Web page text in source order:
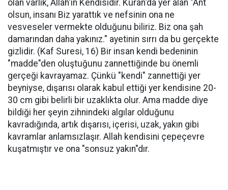
olan varlık, Allah'ın Kendisidir. Kuran'da yer alan "Ant
olsun, insanı Biz yarattık ve nefsinin ona ne
vesveseler vermekte olduğunu biliriz. Biz ona şah
damarından daha yakınız." ayetinin sırrı da bu gerçekte
gizlidir. (Kaf Suresi, 16) Bir insan kendi bedeninin
"madde"den oluştuğunu zannettiğinde bu önemli
gerçeği kavrayamaz. Çünkü "kendi" zannettiği yer
beyniyse, dışarısı olarak kabul ettiği yer kendisine 20-
30 cm gibi belirli bir uzaklıkta olur. Ama madde diye
bildiği her şeyin zihnindeki algılar olduğunu
kavradığında, artık dışarısı, içerisi, uzak, yakın gibi
kavramlar anlamsızlaşır. Allah kendisini çepeçevre
kuşatmıştır ve ona "sonsuz yakın"dır.